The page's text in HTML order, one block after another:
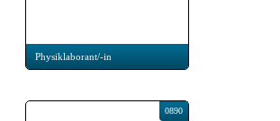
Physiklaborant/-in
0890